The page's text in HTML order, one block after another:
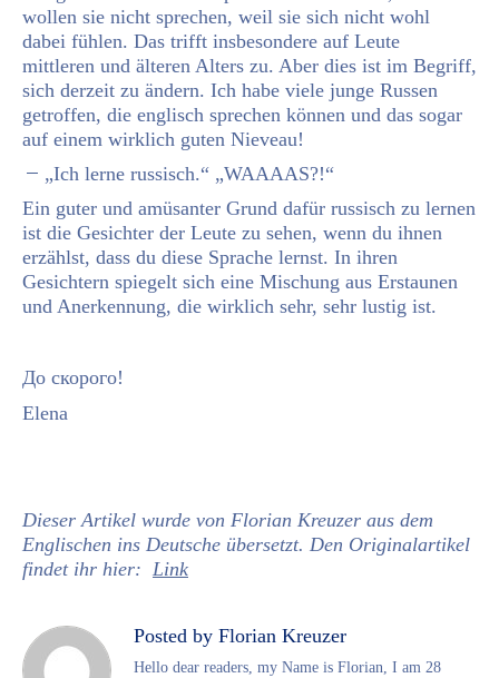
wollen sie nicht sprechen, weil sie sich nicht wohl
dabei fühlen. Das trifft insbesondere auf Leute
mittleren und älteren Alters zu. Aber dies ist im Begriff,
sich derzeit zu ändern. Ich habe viele junge Russen
getroffen, die englisch sprechen können und das sogar
auf einem wirklich guten Nieveau!
„Ich lerne russisch.“ „WAAAAS?!“
Ein guter und amüsanter Grund dafür russisch zu lernen
ist die Gesichter der Leute zu sehen, wenn du ihnen
erzählst, dass du diese Sprache lernst. In ihren
Gesichtern spiegelt sich eine Mischung aus Erstaunen
und Anerkennung, die wirklich sehr, sehr lustig ist.
До скорого!
Elena
Dieser Artikel wurde von Florian Kreuzer aus dem
Englischen ins Deutsche übersetzt. Den Originalartikel
findet ihr hier: Link
Posted by Florian Kreuzer
Hello dear readers, my Name is Florian, I am 28